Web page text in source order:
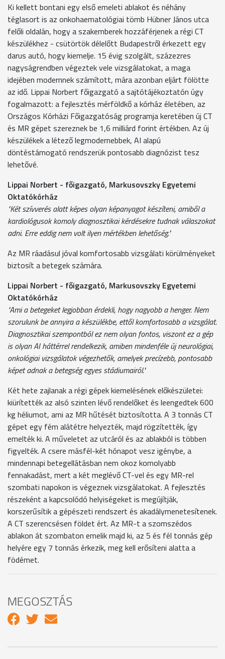
Ki kellett bontani egy első emeleti ablakot és néhány
téglasort is az onkohaematológiai tömb Hübner János utca
felőli oldalán, hogy a szakemberek hozzáférjenek a régi CT
készülékhez - csütörtök délelőtt Budapestről érkezett egy
darus autó, hogy kiemelje. 15 évig szolgált, százezres
nagyságrendben végeztek vele vizsgálatokat, a maga
idejében modernnek számított, mára azonban eljárt fölötte
az idő. Lippai Norbert főigazgató a sajtótájékoztatón úgy
fogalmazott: a fejlesztés mérföldkő a kórház életében, az
Országos Kórházi Főigazgatóság programja keretében új CT
és MR gépet szereznek be 1,6 milliárd forint értékben. Az új
készülékek a létező legmodernebbek, AI alapú
döntéstámogató rendszerük pontosabb diagnózist tesz
lehetővé.
Lippai Norbert - főigazgató, Markusovszky Egyetemi
Oktatókórház
"Két szívverés alatt képes olyan képanyagot készíteni, amiből a
kardiológusok komoly diagnosztikai kérdésekre tudnak válaszokat
adni. Erre eddig nem volt ilyen mértékben lehetőség."
Az MR ráadásul jóval komfortosabb vizsgálati körülményeket
biztosít a betegek számára.
Lippai Norbert - főigazgató, Markusovszky Egyetemi
Oktatókórház
"Ami a betegeket legjobban érdekli, hogy nagyobb a henger. Nem
szorulunk be annyira a készülékbe, ettől komfortosabb a vizsgálat.
Diagnosztikai szempontból ez nem olyan fontos, viszont ez a gép
is olyan AI háttérrel rendelkezik, amiben mindenféle új neurológiai,
onkológiai vizsgálatok végezhetők, amelyek precízebb, pontosabb
képet adnak a betegség egyes stádiumairól."
Két hete zajlanak a régi gépek kiemelésének előkészületei:
kiürítették az alsó szinten lévő rendelőket és leengedtek 600
kg héliumot, ami az MR hűtését biztosította. A 3 tonnás CT
gépet egy fém alátétre helyezték, majd rögzítették, így
emelték ki. A műveletet az utcáról és az ablakból is többen
figyelték. A csere másfél-két hónapot vesz igénybe, a
mindennapi betegellátásban nem okoz komolyabb
fennakadást, mert a két meglévő CT-vel és egy MR-rel
szombati napokon is végeznek vizsgálatokat. A fejlesztés
részeként a kapcsolódó helyiségeket is megújítják,
korszerűsítik a gépészeti rendszert és akadálymenetesítenek.
A CT szerencsésen földet ért. Az MR-t a szomszédos
ablakon át szombaton emelik majd ki, az 5 és fél tonnás gép
helyére egy 7 tonnás érkezik, meg kell erősíteni alatta a
födémet.
MEGOSZTÁS